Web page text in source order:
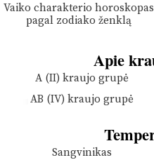
Vaiko charakterio horoskopas
pagal zodiako ženklą
Apie
A (II) kraujo grupė
AB (IV) kraujo grupė
Sangvinikas